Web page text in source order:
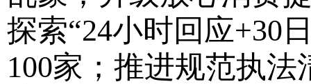
探索“24小时回应+30
100家；推进规范执